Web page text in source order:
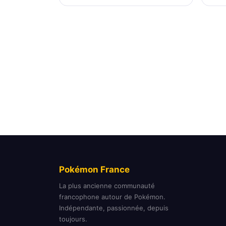
Pokémon France
La plus ancienne communauté
francophone autour de Pokémon.
Indépendante, passionnée, depuis
toujours.